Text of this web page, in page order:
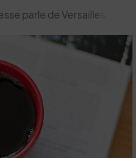
parle de Versailles
de Versailles